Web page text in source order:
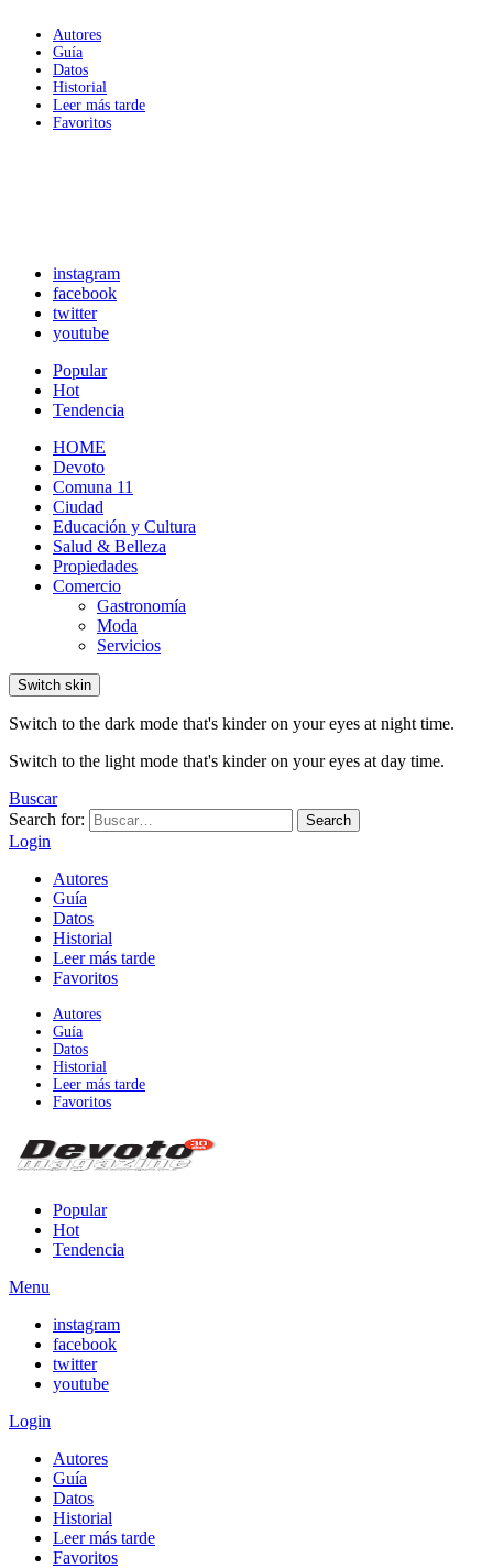
Autores
Guía
Datos
Historial
Leer más tarde
Favoritos
instagram
facebook
twitter
youtube
Popular
Hot
Tendencia
HOME
Devoto
Comuna 11
Ciudad
Educación y Cultura
Salud & Belleza
Propiedades
Comercio
Gastronomía
Moda
Servicios
Switch skin
Switch to the dark mode that's kinder on your eyes at night time.
Switch to the light mode that's kinder on your eyes at day time.
Buscar
Search for:
Search
Login
Autores
Guía
Datos
Historial
Leer más tarde
Favoritos
Autores
Guía
Datos
Historial
Leer más tarde
Favoritos
Popular
Hot
Tendencia
Menu
instagram
facebook
twitter
youtube
Login
Autores
Guía
Datos
Historial
Leer más tarde
Favoritos